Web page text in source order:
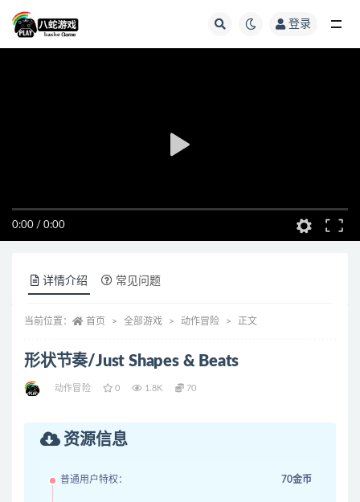
登录
0:00 / 0:00
详情介绍 常见问题
当前位置： 首页 全部游戏 动作冒险 正文
形状节奏/Just Shapes & Beats
动作冒险 0 1.8K 70
资源信息
普通用户特权： 70金币